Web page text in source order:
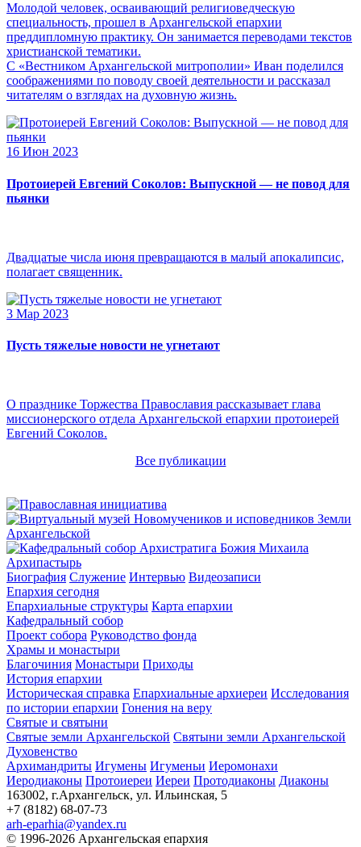
Молодой человек, осваивающий религиоведческую
специальность, прошел в Архангельской епархии
преддипломную практику. Он занимается переводами текстов
христианской тематики.
С «Вестником Архангельской митрополии» Иван поделился
соображениями по поводу своей деятельности и рассказал
читателям о взглядах на духовную жизнь.
16 Июн 2023
Протоиерей Евгений Соколов: Выпускной — не повод для
пьянки
Двадцатые числа июня превращаются в малый апокалипсис,
полагает священник.
3 Мар 2023
Пусть тяжелые новости не угнетают
О празднике Торжества Православия рассказывает глава
миссионерского отдела Архангельской епархии протоиерей
Евгений Соколов.
Все публикации
Архипастырь
Биография Служение Интервью Видеозаписи
Епархия сегодня
Епархиальные структуры Карта епархии
Кафедральный собор
Проект собора Руководство фонда
Храмы и монастыри
Благочиния Монастыри Приходы
История епархии
Историческая справка Епархиальные архиереи Исследования
по истории епархии Гонения на веру
Святые и святыни
Святые земли Архангельской Святыни земли Архангельской
Духовенство
Архимандриты Игумены Игуменьи Иеромонахи
Иеродиаконы Протоиереи Иереи Протодиаконы Диаконы
163002, г.Архангельск, ул. Ильинская, 5
+7 (8182) 68-07-73
arh-eparhia@yandex.ru
© 1996-2026 Архангельская епархия